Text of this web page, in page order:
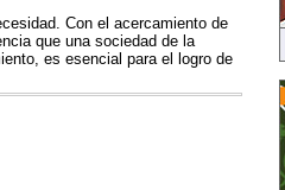
Con el acercamiento de
que una sociedad de la
es esencial para el logro de